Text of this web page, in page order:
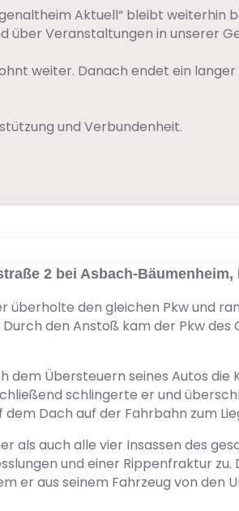
Aktuell“ bleibt weiterhin
über Veranstaltungen in unserer
weiter. Danach endet ein
und Verbundenheit.
2 bei Asbach-
überholte den gleichen Pkw und
den Anstoß kam der Pkw
Übersteuern seines Autos die
schlingerte er und
Dach auf der Fahrbahn zum
als auch alle vier Insassen des
und einer Rippenfraktur
er aus seinem Fahrzeug von den